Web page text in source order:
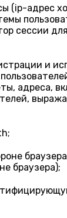
(ip-адрес
сессии
и
адреса,
браузера);